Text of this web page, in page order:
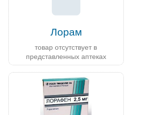
Лорам
товар отсутствует в
представленных аптеках